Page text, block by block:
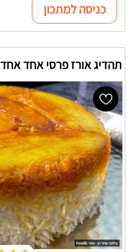
כניסה למתכון
תהדיג אורז פרסי אחד אחד